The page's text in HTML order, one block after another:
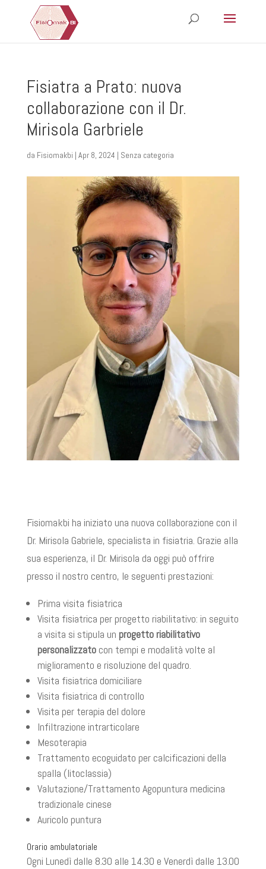
Fisiatra a Prato: nuova
collaborazione con il Dr.
Mirisola Garbriele
da Fisiomakbi | Apr 8, 2024 | Senza categoria
Fisiomakbi ha iniziato una nuova collaborazione con il
Dr. Mirisola Gabriele, specialista in fisiatria. Grazie alla
sua esperienza, il Dr. Mirisola da oggi può offrire
presso il nostro centro, le seguenti prestazioni:
Prima visita fisiatrica
Visita fisiatrica per progetto riabilitativo: in seguito
a visita si stipula un progetto riabilitativo
personalizzato con tempi e modalità volte al
miglioramento e risoluzione del quadro.
Visita fisiatrica domiciliare
Visita fisiatrica di controllo
Visita per terapia del dolore
Infiltrazione intrarticolare
Mesoterapia
Trattamento ecoguidato per calcificazioni della
spalla (litoclassia)
Valutazione/Trattamento Agopuntura medicina
tradizionale cinese
Auricolo puntura
Orario ambulatoriale
Ogni Lunedì dalle 8.30 alle 14.30 e Venerdì dalle 13.00